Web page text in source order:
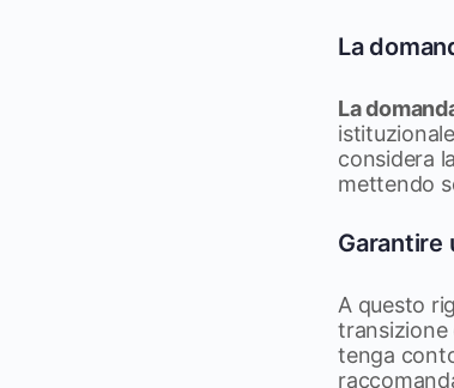
La
La
considera
mettendo
Garantire
A questo
transizione
tenga